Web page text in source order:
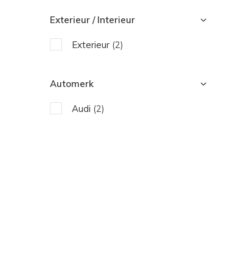
Exterieur / Interieur
Exterieur (2)
Automerk
Audi (2)